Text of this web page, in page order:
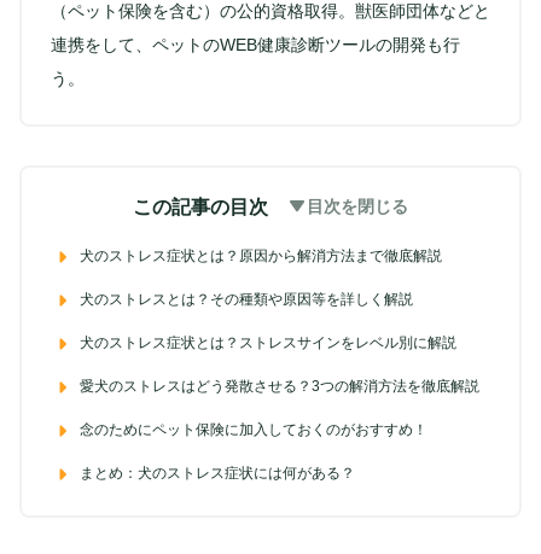
（ペット保険を含む）の公的資格取得。獣医師団体などと
連携をして、ペットのWEB健康診断ツールの開発も行
う。
この記事の目次 目次を閉じる
犬のストレス症状とは？原因から解消方法まで徹底解説
犬のストレスとは？その種類や原因等を詳しく解説
犬のストレス症状とは？ストレスサインをレベル別に解説
愛犬のストレスはどう発散させる？3つの解消方法を徹底解説
念のためにペット保険に加入しておくのがおすすめ！
まとめ：犬のストレス症状には何がある？